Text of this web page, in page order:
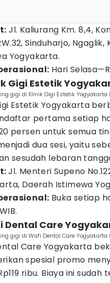
Jl. Kaliurang Km. 8,4,
Sinduharjo,
Yogyakarta.
Hari
Gigi Estetik
gigi di Klinik Gigi Estetik
Estetik Yogyakarta
pertama setiap
persen untuk semua
dua sesi, yaitu
sesudah lebaran
Jl. Menteri Supeno
Daerah Istimewa
Buka setiap
Dental Care
gigi di Wafi Dental Care
Care Yogyakarta
spesial promo
ribu. Biaya ini